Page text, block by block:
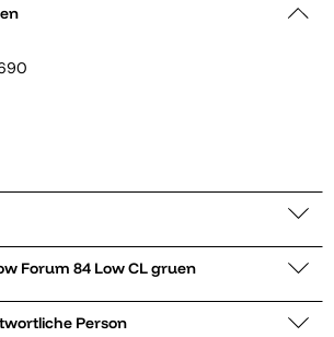
Details zu Sneaker low Forum 84 Low CL gruen
Person